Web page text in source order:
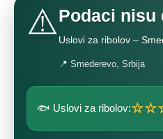
⚠️Podaci nisu
Uslovi za ribolov –
📍 Smederevo, Srbija
🐟 Uslovi za ribolov: